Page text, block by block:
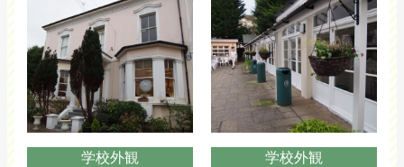
学校外観 学校外観